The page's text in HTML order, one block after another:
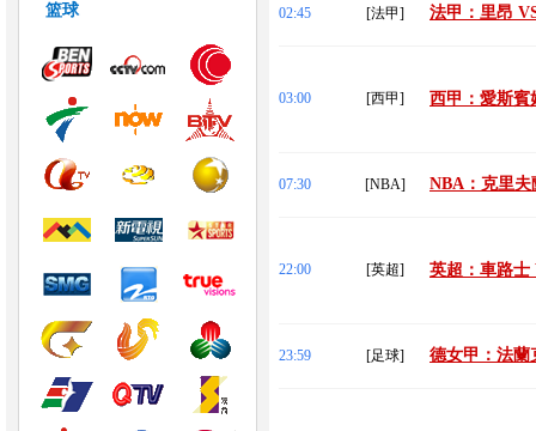
篮球
02:45 [法甲] 法甲：里昂
03:00 [西甲] 西甲：愛斯賓
07:30 [NBA] NBA：克里夫
22:00 [英超] 英超：車路士
23:59 [足球] 德女甲：法蘭